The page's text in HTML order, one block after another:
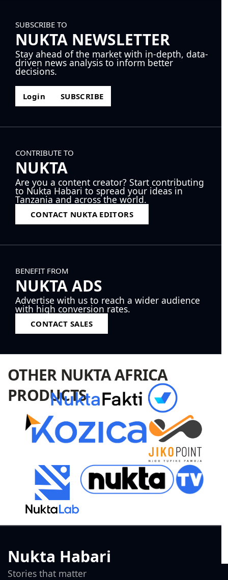
SUBSCRIBE TO
NUKTA NEWSLETTER
Stay ahead of the market with in-depth, data-
driven news analysis to inform better
decisions.
Login SUBSCRIBE
CONTRIBUTE TO
NUKTA
Are you a content creator? Start contributing
to Nukta Habari to spread your ideas in
Tanzania and across the world.
CONTACT NUKTA EDITORS
BENEFIT FROM
NUKTA ADS
Advertise with us to reach a wider audience
with high conversion rates.
CONTACT SALES
OTHER NUKTA AFRICA
PRODUCTS
Nukta Habari
Stories that matter